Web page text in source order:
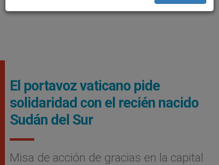
El portavoz vaticano pide
solidaridad con el recién nacido
Sudán del Sur
Misa de acción de gracias en la capital